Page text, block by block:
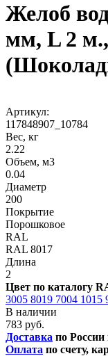
Желоб
мм, L 2
Артикул:
117848907_10784
Вес, кг
2.22
Объем, м3
0.04
Диаметр
200
Покрытие
Порошковое
RAL
RAL 8017
Длина
2
Цвет по каталогу
3005 8019 7004 1015
В наличии
783 руб.
Доставка по
Оплата по счету,